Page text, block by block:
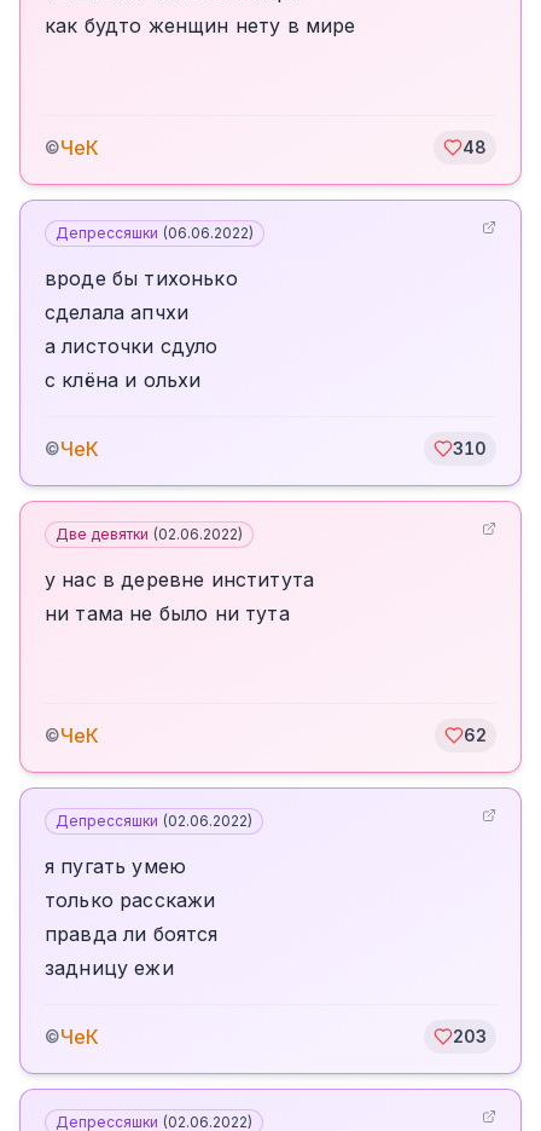
как будто женщин нету в мире
©ЧеК 48
Депрессяшки (06.06.2022)
вроде бы тихонько
сделала апчхи
а листочки сдуло
с клёна и ольхи
©ЧеК 310
Две девятки (02.06.2022)
у нас в деревне института
ни тама не было ни тута
©ЧеК 62
Депрессяшки (02.06.2022)
я пугать умею
только расскажи
правда ли боятся
задницу ежи
©ЧеК 203
Депрессяшки (02.06.2022)